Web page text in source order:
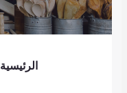
الرئيسية